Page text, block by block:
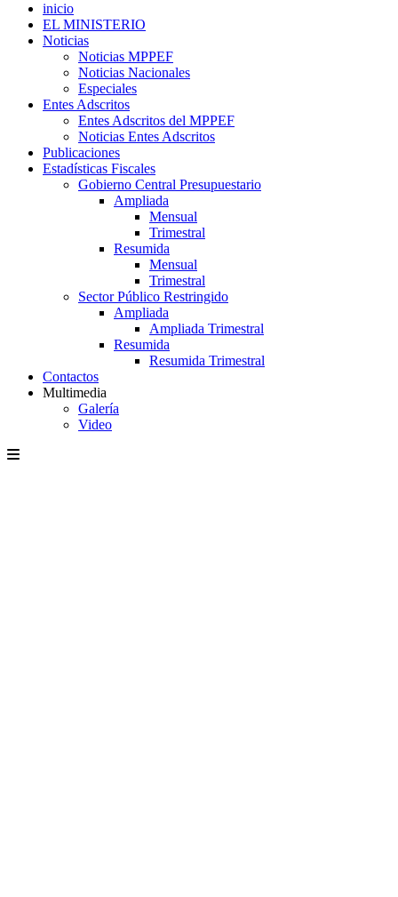
inicio
EL MINISTERIO
Noticias
Noticias MPPEF
Noticias Nacionales
Especiales
Entes Adscritos
Entes Adscritos del MPPEF
Noticias Entes Adscritos
Publicaciones
Estadísticas Fiscales
Gobierno Central Presupuestario
Ampliada
Mensual
Trimestral
Resumida
Mensual
Trimestral
Sector Público Restringido
Ampliada
Ampliada Trimestral
Resumida
Resumida Trimestral
Contactos
Multimedia
Galería
Video